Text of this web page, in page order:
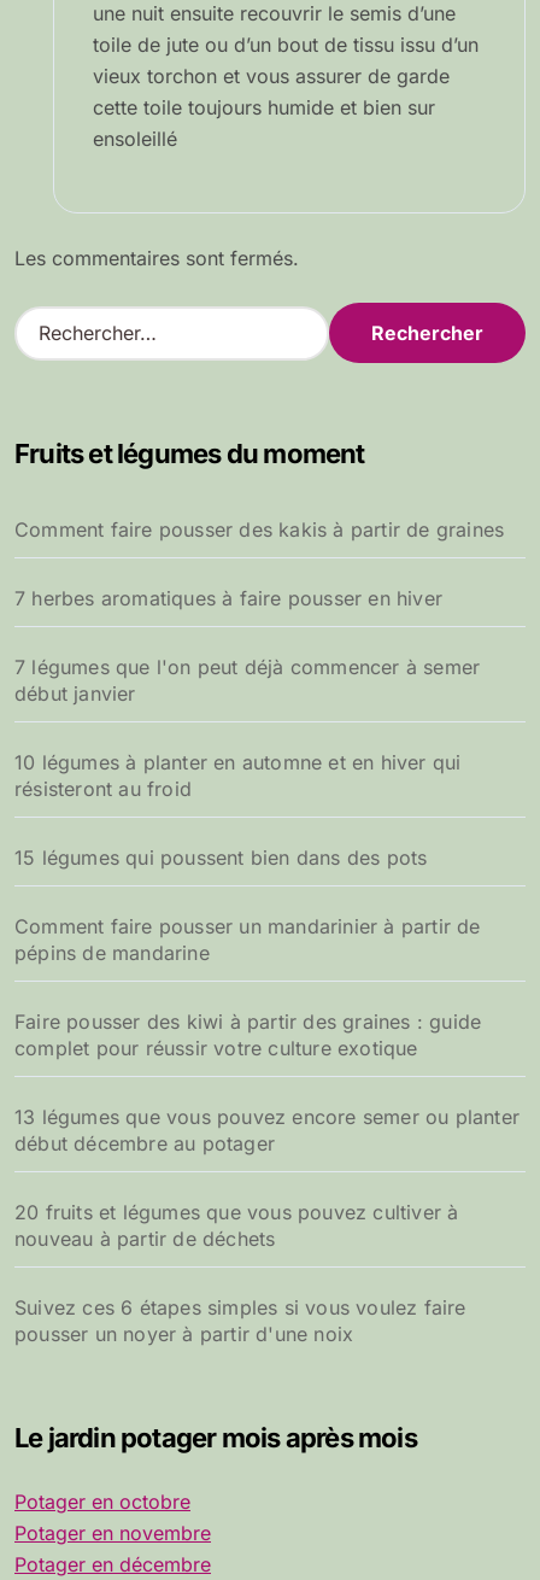
une nuit ensuite recouvrir le semis d’une
toile de jute ou d’un bout de tissu issu d’un
vieux torchon et vous assurer de garde
cette toile toujours humide et bien sur
ensoleillé
Les commentaires sont fermés.
R
e
r
e
r
:
Fruits et légumes du moment
Comment faire pousser des kakis à partir de graines
7 herbes aromatiques à faire pousser en hiver
7 légumes que l'on peut déjà commencer à semer
début janvier
10 légumes à planter en automne et en hiver qui
résisteront au froid
15 légumes qui poussent bien dans des pots
Comment faire pousser un mandarinier à partir de
pépins de mandarine
Faire pousser des kiwi à partir des graines : guide
complet pour réussir votre culture exotique
13 légumes que vous pouvez encore semer ou planter
début décembre au potager
20 fruits et légumes que vous pouvez cultiver à
nouveau à partir de déchets
Suivez ces 6 étapes simples si vous voulez faire
pousser un noyer à partir d'une noix
Le jardin potager mois après mois
Potager en octobre
Potager en novembre
Potager en décembre